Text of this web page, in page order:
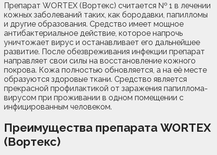
Препарат WORTEX (Вортекс) считается № 1 в лечении
кожных заболеваний таких, как бородавки, папилломы
и другие образования. Средство имеет мощное
антибактериальное действие, которое напрочь
уничтожает вирус и останавливает его дальнейшее
развитие. После обезвреживания инфекции препарат
направляет свои силы на восстановление кожного
покрова. Кожа полностью обновляется, а на её месте
образуются здоровые ткани. Средство является
прекрасной профилактикой от заражения папиллома-
вирусом при проживании в одном помещении с
инфицированным человеком.
Преимущества препарата WORTEX
(Вортекс)